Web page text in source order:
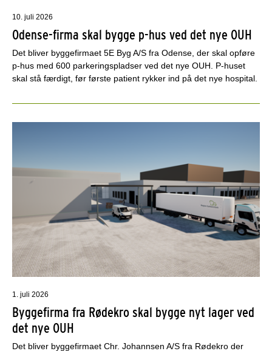
10. juli 2026
Odense-firma skal bygge p-hus ved det nye OUH
Det bliver byggefirmaet 5E Byg A/S fra Odense, der skal opføre
p-hus med 600 parkeringspladser ved det nye OUH. P-huset
skal stå færdigt, før første patient rykker ind på det nye hospital.
1. juli 2026
Byggefirma fra Rødekro skal bygge nyt lager ved
det nye OUH
Det bliver byggefirmaet Chr. Johannsen A/S fra Rødekro der